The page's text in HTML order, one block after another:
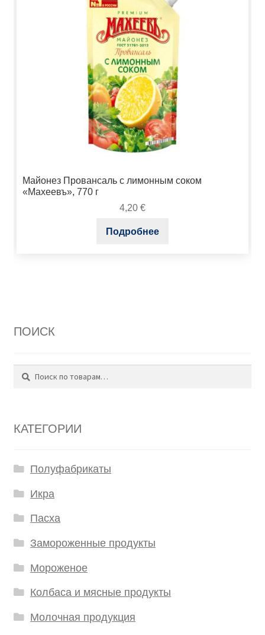
Майонез Провансаль с лимонным соком
«Махеевъ», 770 г
4,20 €
Подробнее
ПОИСК
Искать:
Поиск
КАТЕГОРИИ
Полуфабрикаты
Икра
Пасха
Замороженные продукты
Мороженое
Колбаса и мясные продукты
Молочная продукция